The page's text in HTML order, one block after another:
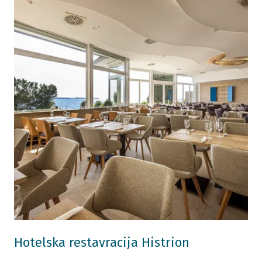
Hotelska restavracija Histrion